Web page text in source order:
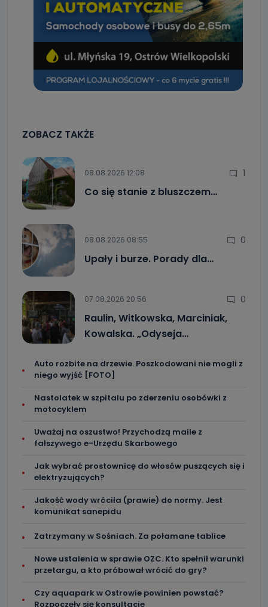
ZOBACZ TAKŻE
08.08.2026 12:08 1
Co się stanie z bluszczem…
08.08.2026 08:55 0
Upały i burze. Porady dla…
07.08.2026 20:56 0
Raulin, Witkowska, Marciniak,
Kowalska. „Odyseja…
Auto rozbite na drzewie. Poszkodowani nie mogli z
niego wyjść [FOTO]
Nastolatek w szpitalu po zderzeniu osobówki z
motocyklem
Uważaj na oszustwo! Przychodzą maile z
fałszywego e-Urzędu Skarbowego
Jak wybrać prostownicę do włosów puszących się i
elektryzujących?
Jakość wody wróciła (prawie) do normy. Jest
komunikat sanepidu
Zatrzymany w Sośniach. Za połamane tablice
Nowe ustalenia w sprawie OZC. Kto spełnił warunki
przetargu, a kto próbował wrócić do gry?
Czy aquapark w Ostrowie powinien powstać?
Rozpoczęły się konsultacje